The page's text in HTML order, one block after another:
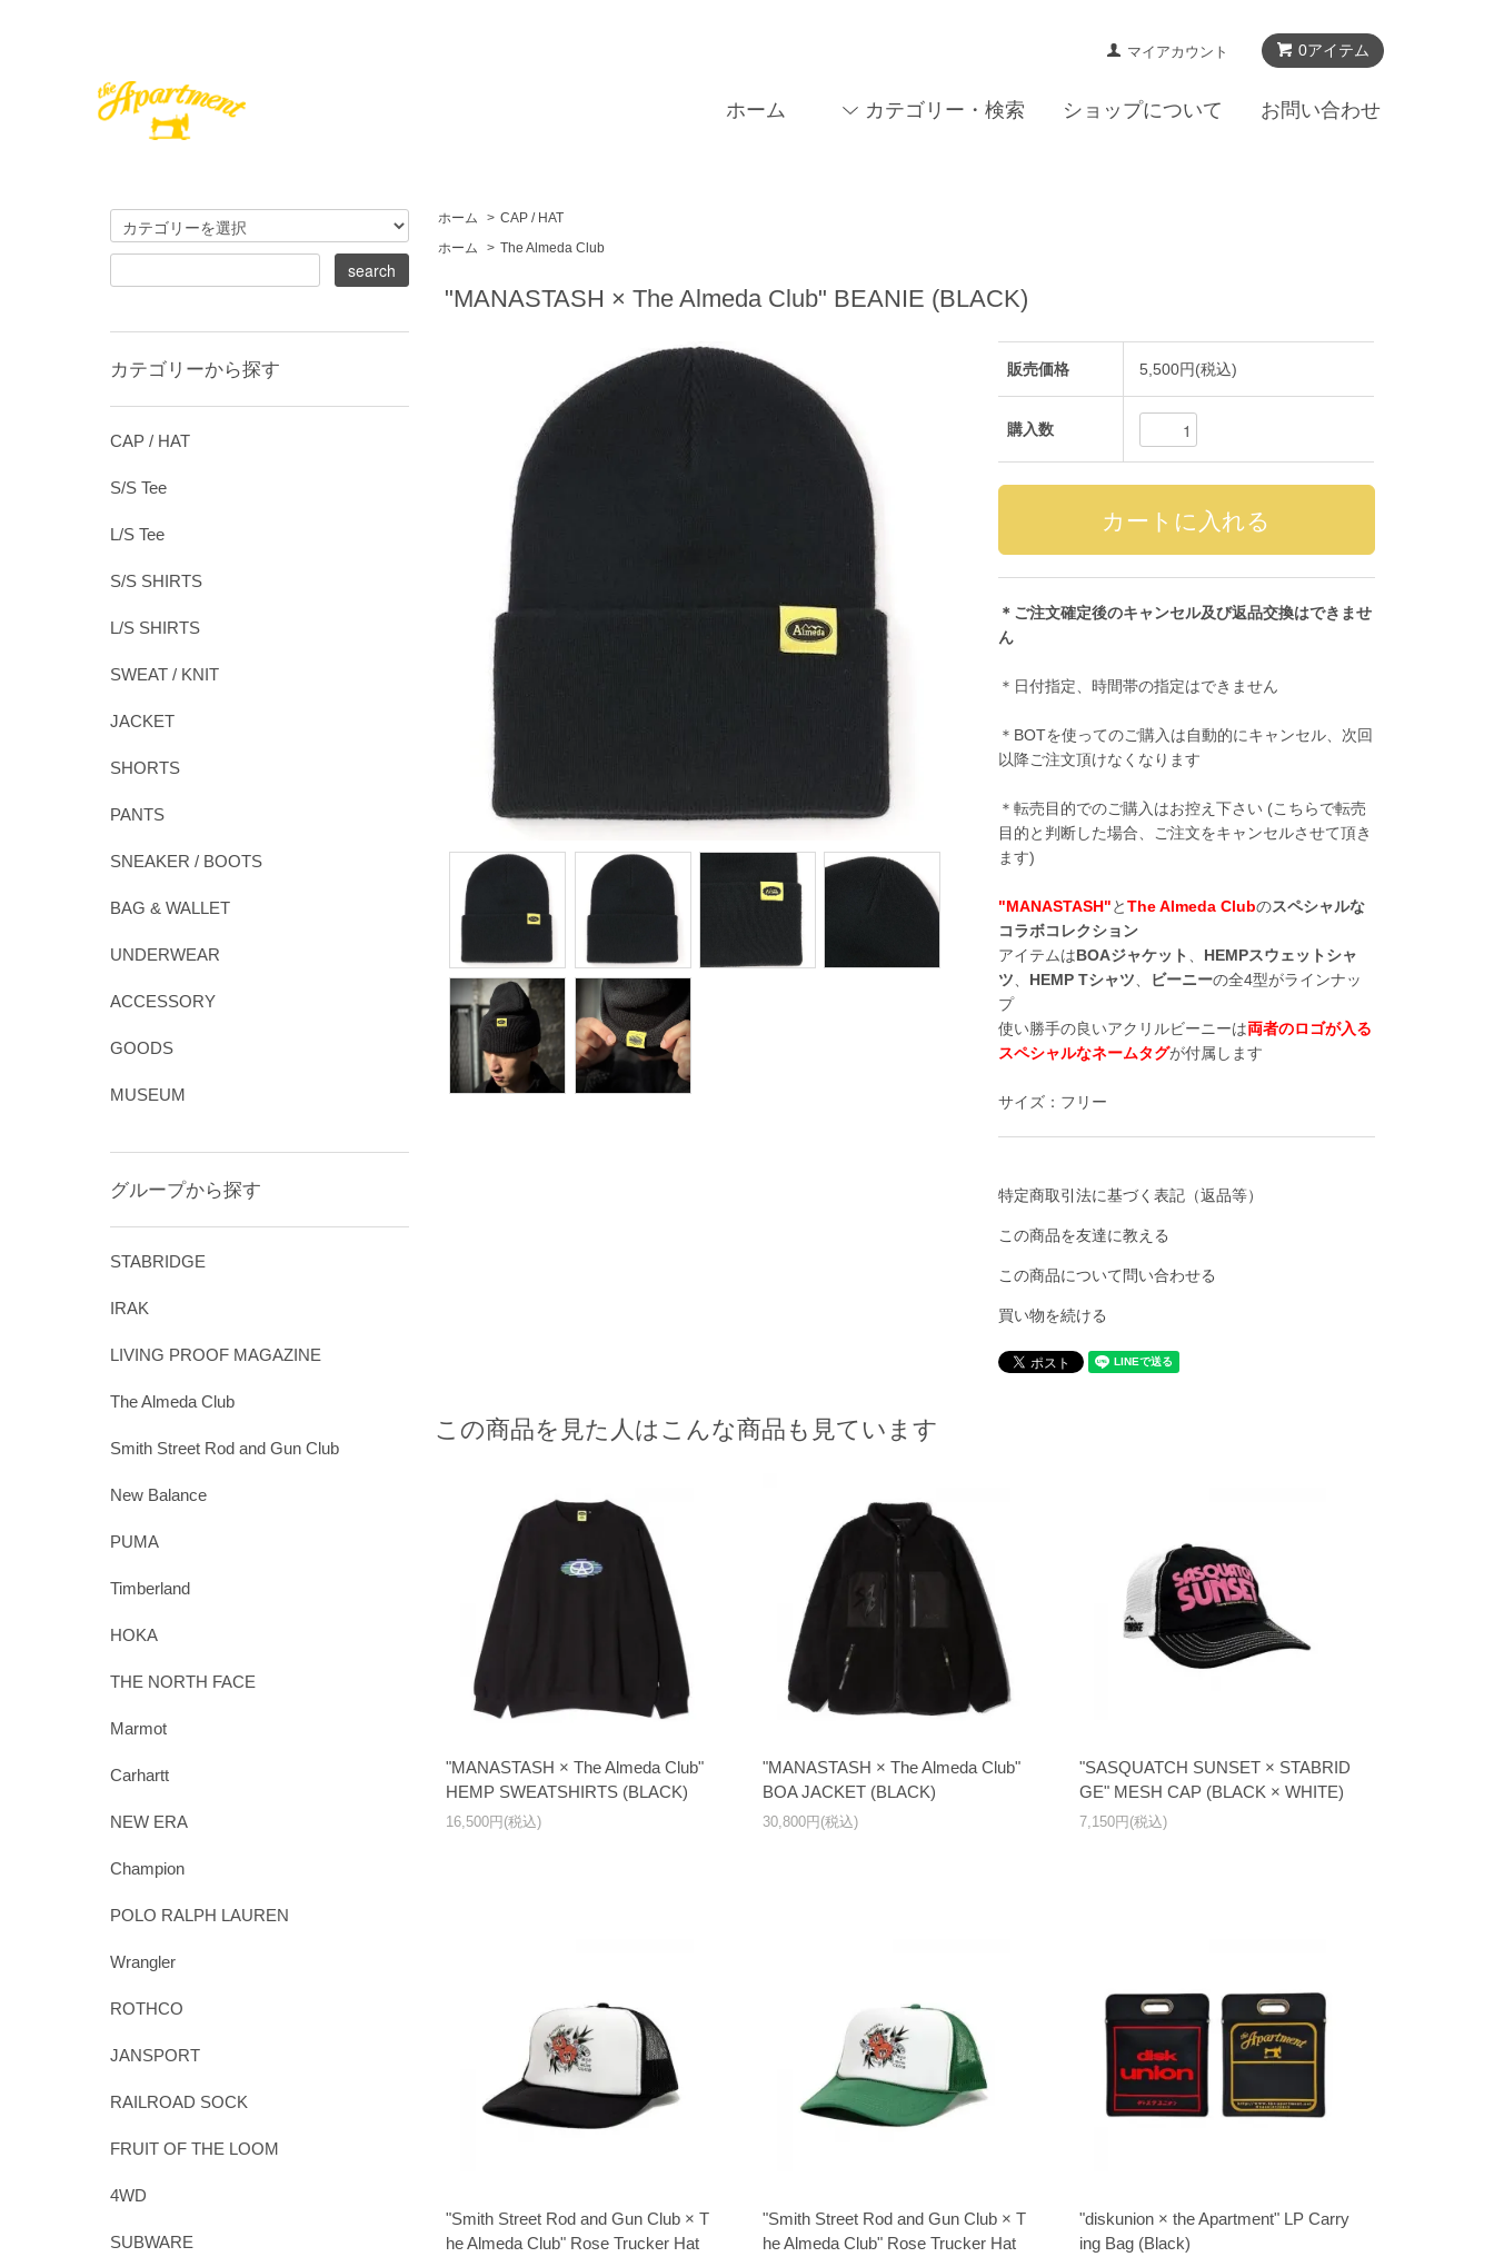
0アイテム
マイアカウント
ホーム カテゴリー・検索 ショップについて お問い合わせ
ホーム > CAP / HAT
ホーム
> The Almeda Club
"MANASTASH × The Almeda Club" BEANIE (BLACK)
販売価格 5,500円(税込)
購入数
＊ご注文確定後のキャンセル及び返品交換はできませ
ん
＊日付指定、時間帯の指定はできません
＊BOTを使ってのご購入は自動的にキャンセル、次回
以降ご注文頂けなくなります
＊転売目的でのご購入はお控え下さい (こちらで転売
目的と判断した場合、ご注文をキャンセルさせて頂き
ます)
"MANASTASH"とThe Almeda Clubのスペシャルな
コラボコレクション
アイテムはBOAジャケット 、 HEMPスウェットシャ
ツ、 HEMP Tシャツ、 ビーニーの全4型がラインナッ
プ
使い勝手の良いアクリルビーニーは両者のロゴが入る
スペシャルなネームタグが付属します
サイズ：フリー
特定商取引法に基づく表記（返品等）
この商品を友達に教える
この商品について問い合わせる
買い物を続ける
この商品を見た人はこんな商品も見ています
"MANASTASH × The Almeda Club"
HEMP SWEATSHIRTS (BLACK)
16,500円(税込)
"MANASTASH × The Almeda Club"
BOA JACKET (BLACK)
30,800円(税込)
"SASQUATCH SUNSET × STABRID
GE" MESH CAP (BLACK × WHITE)
7,150円(税込)
"Smith Street Rod and Gun Club × T
he Almeda Club" Rose Trucker Hat
"Smith Street Rod and Gun Club × T
he Almeda Club" Rose Trucker Hat
"diskunion × the Apartment" LP Carry
ing Bag (Black)
カテゴリーから探す
CAP / HAT
S/S Tee
L/S Tee
S/S SHIRTS
L/S SHIRTS
SWEAT / KNIT
JACKET
SHORTS
PANTS
SNEAKER / BOOTS
BAG & WALLET
UNDERWEAR
ACCESSORY
GOODS
MUSEUM
グループから探す
STABRIDGE
IRAK
LIVING PROOF MAGAZINE
The Almeda Club
Smith Street Rod and Gun Club
New Balance
PUMA
Timberland
HOKA
THE NORTH FACE
Marmot
Carhartt
NEW ERA
Champion
POLO RALPH LAUREN
Wrangler
ROTHCO
JANSPORT
RAILROAD SOCK
FRUIT OF THE LOOM
4WD
SUBWARE